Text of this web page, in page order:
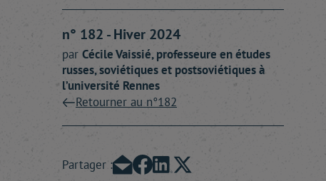
n° 182 - Hiver 2024
par CécileVaissié, professeure en études
russes, soviétiques et postsoviétiques à
l’université Rennes
Retourner au n°182
Partager :